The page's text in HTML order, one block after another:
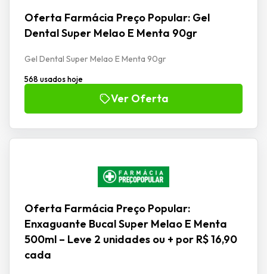
Oferta Farmácia Preço Popular: Gel
Dental Super Melao E Menta 90gr
Gel Dental Super Melao E Menta 90gr
568 usados hoje
Ver Oferta
Oferta Farmácia Preço Popular:
Enxaguante Bucal Super Melao E Menta
500ml – Leve 2 unidades ou + por R$ 16,90
cada